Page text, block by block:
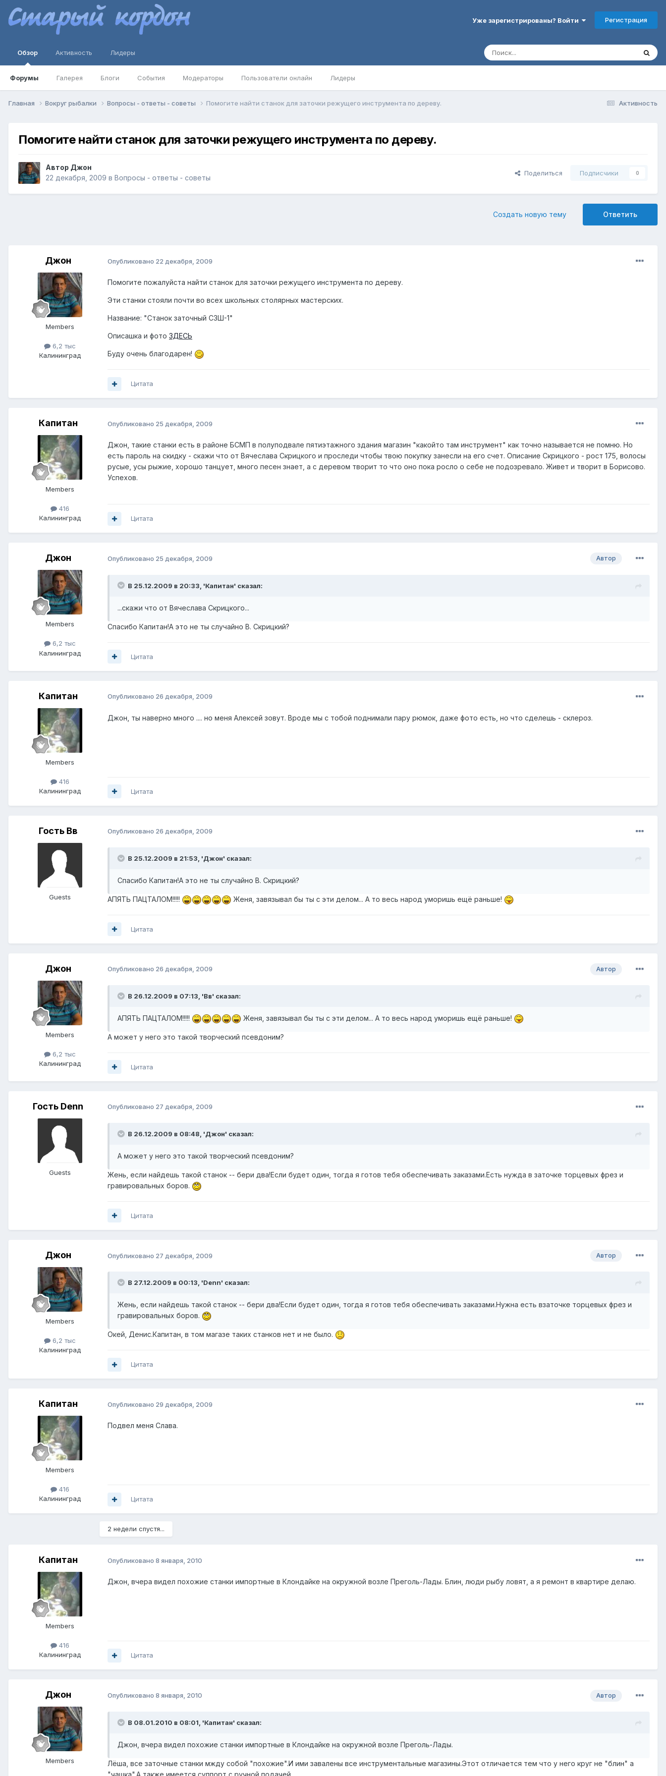
Уже зарегистрированы? Войти Регистрация
Обзор
Форумы Галерея Блоги События Модераторы Пользователи онлайн Лидеры
Активность Лидеры
Активность
Главная Вокруг рыбалки Вопросы - ответы - советы Помогите найти станок для заточки режущего инструмента по дереву.
Помогите найти станок для заточки режущего инструмента по дереву.
Автор Джон
22 декабря, 2009 в Вопросы - ответы - советы
Поделиться Подписчики 0
Ответить
Создать новую тему
Джон
Members
6,2 тыс
Калининград
Опубликовано 22 декабря, 2009
Помогите пожалуйста найти станок для заточки режущего инструмента по дереву.
Эти станки стояли почти во всех школьных столярных мастерских.
Название: "Станок заточный СЗШ-1"
Описашка и фото ЗДЕСЬ
Буду очень благодарен!
Цитата
Капитан
Members
416
Калининград
Опубликовано 25 декабря, 2009
Джон, такие станки есть в районе БСМП в полуподвале пятиэтажного здания магазин "какойто там инструмент" как точно называется не помню. Но
есть пароль на скидку - скажи что от Вячеслава Скрицкого и проследи чтобы твою покупку занесли на его счет. Описание Скрицкого - рост 175, волосы
русые, усы рыжие, хорошо танцует, много песен знает, а с деревом творит то что оно пока росло о себе не подозревало. Живет и творит в Борисово.
Успехов.
Цитата
Джон
Members
6,2 тыс
Калининград
Автор
Опубликовано 25 декабря, 2009
В 25.12.2009 в 20:33, 'Капитан' сказал:
...скажи что от Вячеслава Скрицкого...
Спасибо Капитан!А это не ты случайно В. Скрицкий?
Цитата
Капитан
Members
416
Калининград
Опубликовано 26 декабря, 2009
Джон, ты наверно много .... но меня Алексей зовут. Вроде мы с тобой поднимали пару рюмок, даже фото есть, но что сделешь - склероз.
Цитата
Гость Вв
Guests
Опубликовано 26 декабря, 2009
В 25.12.2009 в 21:53, 'Джон' сказал:
Спасибо Капитан!А это не ты случайно В. Скрицкий?
АПЯТЬ ПАЦТАЛОМ!!!!! Женя, завязывал бы ты с эти делом... А то весь народ уморишь ещё раньше!
Цитата
Джон
Members
6,2 тыс
Калининград
Автор
Опубликовано 26 декабря, 2009
В 26.12.2009 в 07:13, 'Вв' сказал:
АПЯТЬ ПАЦТАЛОМ!!!!! Женя, завязывал бы ты с эти делом... А то весь народ уморишь ещё раньше!
А может у него это такой творческий псевдоним?
Цитата
Гость Denn
Guests
Опубликовано 27 декабря, 2009
В 26.12.2009 в 08:48, 'Джон' сказал:
А может у него это такой творческий псевдоним?
Жень, если найдешь такой станок -- бери два!Если будет один, тогда я готов тебя обеспечивать заказами.Есть нужда в заточке торцевых фрез и
гравировальных боров.
Цитата
Джон
Members
6,2 тыс
Калининград
Автор
Опубликовано 27 декабря, 2009
В 27.12.2009 в 00:13, 'Denn' сказал:
Жень, если найдешь такой станок -- бери два!Если будет один, тогда я готов тебя обеспечивать заказами.Нужна есть взаточке торцевых фрез и
гравировальных боров.
Окей, Денис.Капитан, в том магазе таких станков нет и не было.
Цитата
Капитан
Members
416
Калининград
Опубликовано 29 декабря, 2009
Подвел меня Слава.
Цитата
2 недели спустя...
Капитан
Members
416
Калининград
Опубликовано 8 января, 2010
Джон, вчера видел похожие станки импортные в Клондайке на окружной возле Преголь-Лады. Блин, люди рыбу ловят, а я ремонт в квартире делаю.
Цитата
Джон
Members
Автор
Опубликовано 8 января, 2010
В 08.01.2010 в 08:01, 'Капитан' сказал:
Джон, вчера видел похожие станки импортные в Клондайке на окружной возле Преголь-Лады.
Лёша, все заточные станки мжду собой "похожие".И ими завалены все инструментальные магазины.Этот отличается тем что у него круг не "блин" а
"чашка".А также имеется суппорт с ручной подачей.